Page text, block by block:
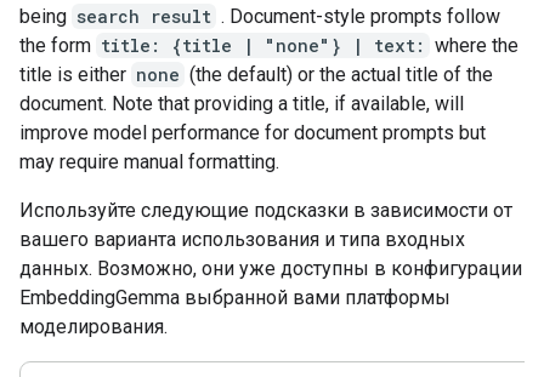
being search result . Document-style prompts follow
the form title: {title | "none"} | text: where the
title is either none (the default) or the actual title of the
document. Note that providing a title, if available, will
improve model performance for document prompts but
may require manual formatting.
Используйте следующие подсказки в зависимости от
вашего варианта использования и типа входных
данных. Возможно, они уже доступны в конфигурации
EmbeddingGemma выбранной вами платформы
моделирования.